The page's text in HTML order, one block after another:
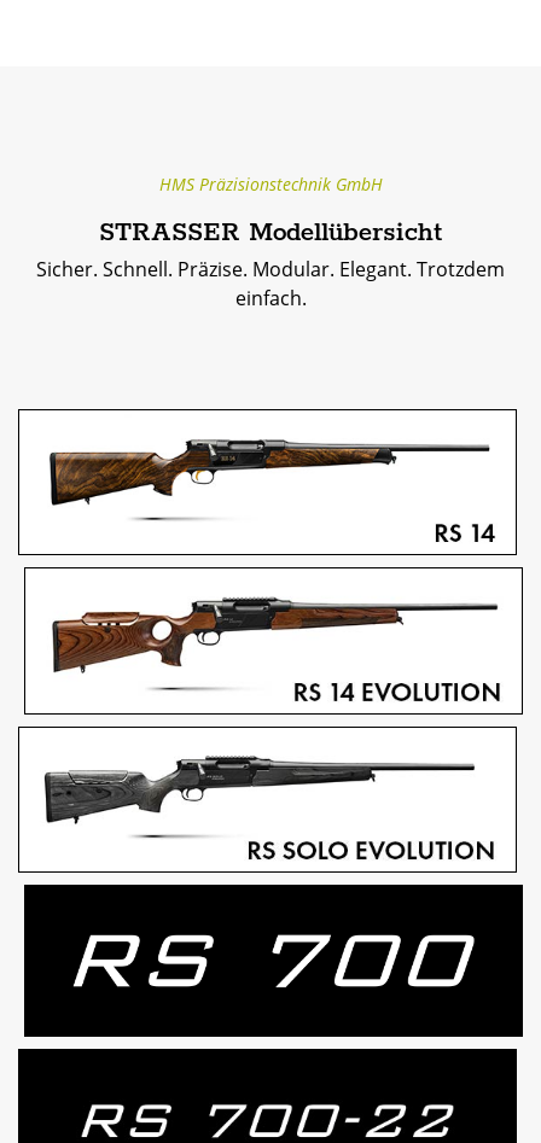
HMS Präzisionstechnik GmbH
STRASSER Modellübersicht
Sicher. Schnell. Präzise. Modular. Elegant. Trotzdem
einfach.